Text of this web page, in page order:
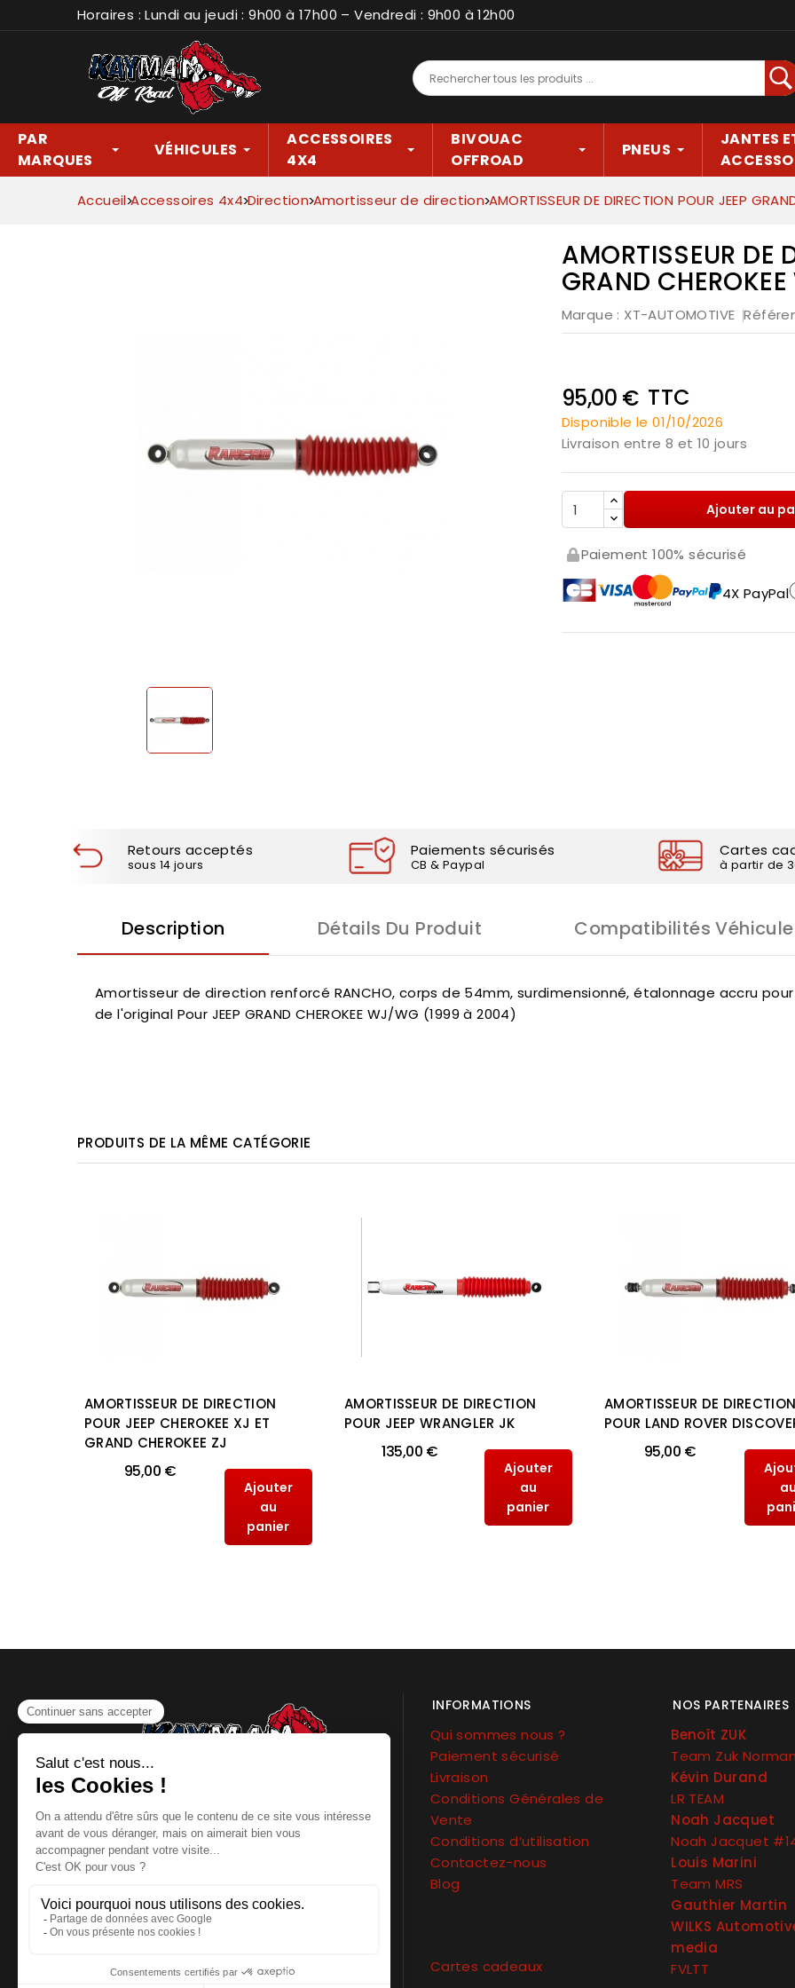
Horaires : Lundi au jeudi : 9h00 à 17h00 – Vendredi : 9h00 à 12h00
PAR
MARQUES
VÉHICULES
ACCESSOIRES
4X4
BIVOUAC
OFFROAD
PNEUS
JANTES
Accueil Accessoires 4x4 Direction Amortisseur de direction AMORTISSEUR DE DIRECTION POUR JEEP
AMORTISSEUR DE
GRAND
Marque : XT-AUTOMOTIVE
95,00 € TTC
Disponible le 01/10/2026
Livraison entre 8 et 10 jours
Ajouter au
Paiement 100% sécurisé
4X PayPal
Retours acceptés
sous 14 jours
Paiements sécurisés
CB & Paypal
Cartes
à partir de
Description Détails Du Produit Compatibilités
Amortisseur de direction renforcé RANCHO, corps de 54mm, surdimensionné, étalonnage accru
de l'original Pour JEEP GRAND CHEROKEE WJ/WG (1999 à 2004)
PRODUITS DE LA MÊME CATÉGORIE
AMORTISSEUR DE DIRECTION
POUR JEEP CHEROKEE XJ ET
GRAND CHEROKEE ZJ
95,00 €
Ajouter
au
panier
AMORTISSEUR DE DIRECTION
POUR JEEP WRANGLER JK
135,00 €
Ajouter
au
panier
AMORTISSEUR DE
POUR LAND ROVER
95,00 €
NOUS CONTACTER
Téléphone
Email: contact@kayman-
offroad.fr
INFORMATIONS
Qui sommes nous ?
Paiement sécurisé
Livraison
Conditions Générales de
Vente
Conditions d’utilisation
Contactez-nous
Blog
Cartes cadeaux
NOS PARTENAIRES
Benoît ZUK
Team Zuk
Kévin Durand
LR TEAM
Noah Jacquet
Noah Jacquet
Louis Marini
Team MRS
Gauthier Martin
WILKS
media
FVLTT